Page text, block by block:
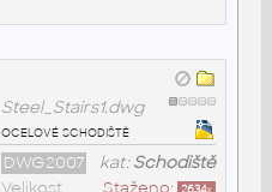
Steel_Stairs1.dwg
ocelové schodiště
kat:Schodiště
DWG2007